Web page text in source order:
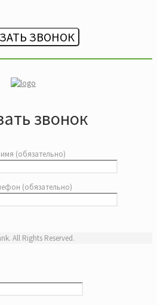
ЗВОНОК
звонок
(обязательно)
(обязательно)
All Rights Reserved.